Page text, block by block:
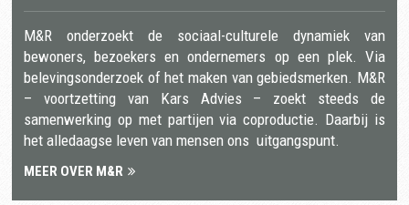
M&R onderzoekt de sociaal-culturele dynamiek van
bewoners, bezoekers en ondernemers op een plek. Via
belevingsonderzoek of het maken van gebiedsmerken. M&R
– voortzetting van Kars Advies – zoekt steeds de
samenwerking op met partijen via coproductie. Daarbij is
het alledaagse leven van mensen ons uitgangspunt.
MEER OVER M&R